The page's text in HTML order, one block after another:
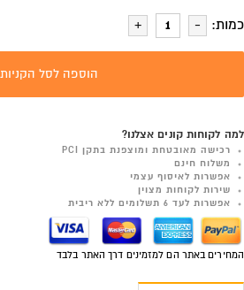
כמות:
הוספה לסל הקניות
למה לקוחות קונים אצלנו?
רכישה מאובטחת ומוצפנת בתקן PCI
משלוח חינם
אפשרות לאיסוף עצמי
שירות לקוחות מצוין
אפשרות לעד 6 תשלומים ללא ריבית
המחירים באתר הם למזמינים דרך האתר בלבד